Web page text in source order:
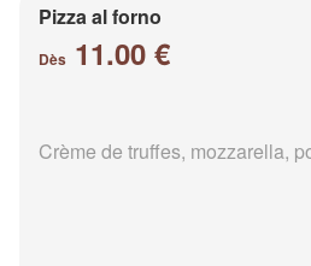
Pizza al forno
Dès 11.00 €
Crème de truffes, mozzarella,